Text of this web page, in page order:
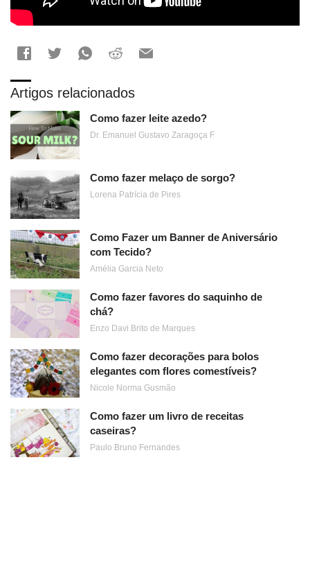
Artigos relacionados
Como fazer leite azedo?
Dr. Emanuel Gustavo Zaragoça F
Como fazer melaço de sorgo?
Lorena Patrícia de Pires
Como Fazer um Banner de Aniversário
com Tecido?
Amélia Garcia Neto
Como fazer favores do saquinho de
chá?
Enzo Davi Brito de Marques
Como fazer decorações para bolos
elegantes com flores comestíveis?
Nicole Norma Gusmão
Como fazer um livro de receitas
caseiras?
Paulo Bruno Fernandes